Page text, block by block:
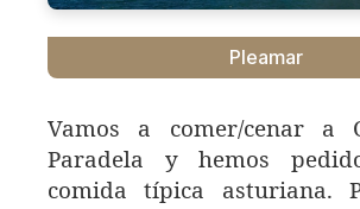
Pleamar
Vamos a comer/cenar a
Paradela y hemos
comida típica asturiana.